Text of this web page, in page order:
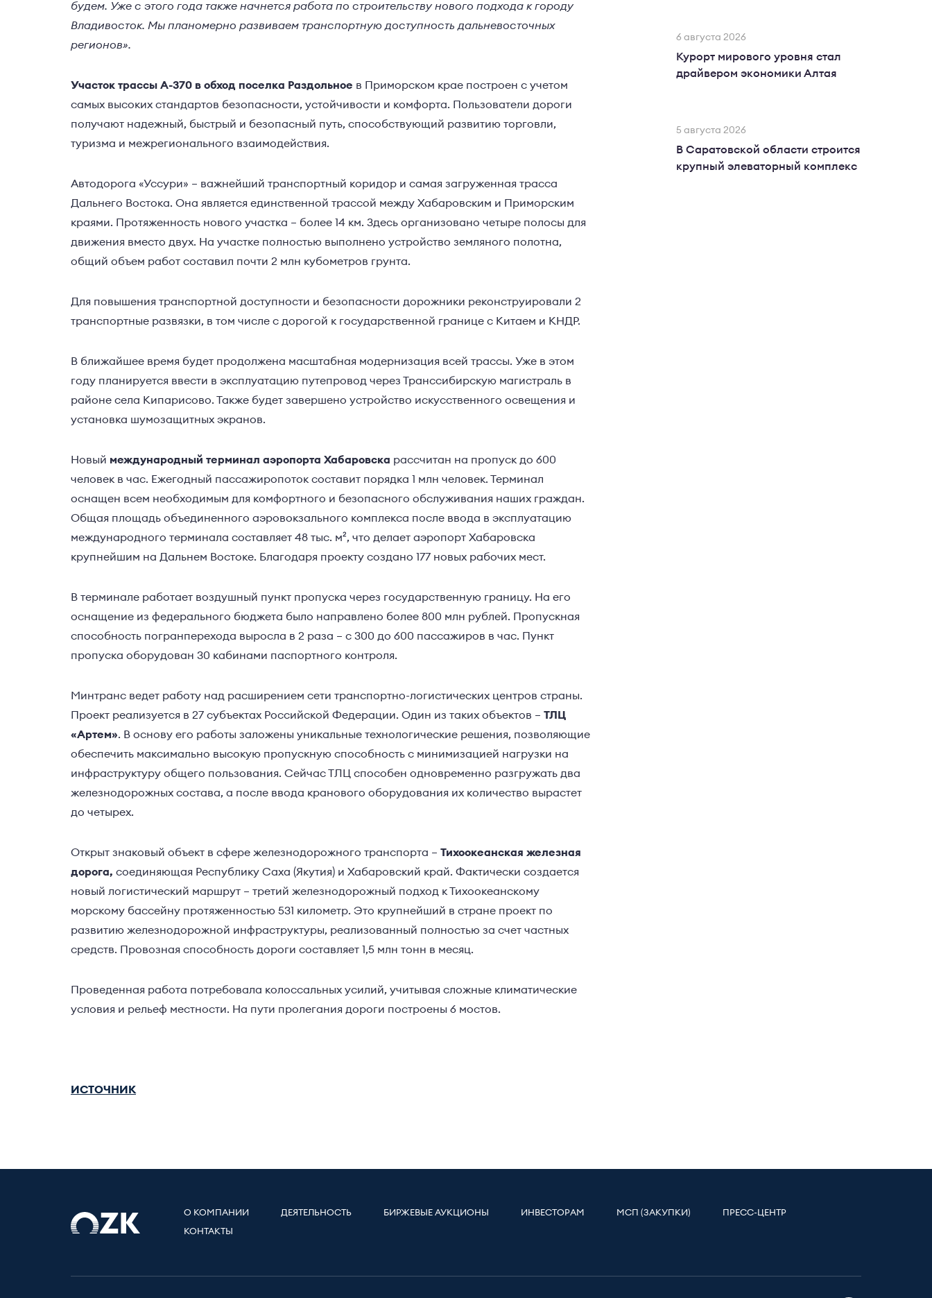
будем. Уже с этого года также начнется работа по строительству нового подхода к городу
Владивосток. Мы планомерно развиваем транспортную доступность дальневосточных
регионов».
Участок трассы А-370 в обход поселка Раздольное в Приморском крае построен с учетом
самых высоких стандартов безопасности, устойчивости и комфорта. Пользователи дороги
получают надежный, быстрый и безопасный путь, способствующий развитию торговли,
туризма и межрегионального взаимодействия.
Автодорога «Уссури» – важнейший транспортный коридор и самая загруженная трасса
Дальнего Востока. Она является единственной трассой между Хабаровским и Приморским
краями. Протяженность нового участка – более 14 км. Здесь организовано четыре полосы для
движения вместо двух. На участке полностью выполнено устройство земляного полотна,
общий объем работ составил почти 2 млн кубометров грунта.
Для повышения транспортной доступности и безопасности дорожники реконструировали 2
транспортные развязки, в том числе с дорогой к государственной границе с Китаем и КНДР.
В ближайшее время будет продолжена масштабная модернизация всей трассы. Уже в этом
году планируется ввести в эксплуатацию путепровод через Транссибирскую магистраль в
районе села Кипарисово. Также будет завершено устройство искусственного освещения и
установка шумозащитных экранов.
Новый международный терминал аэропорта Хабаровска рассчитан на пропуск до 600
человек в час. Ежегодный пассажиропоток составит порядка 1 млн человек. Терминал
оснащен всем необходимым для комфортного и безопасного обслуживания наших граждан.
Общая площадь объединенного аэровокзального комплекса после ввода в эксплуатацию
международного терминала составляет 48 тыс. м², что делает аэропорт Хабаровска
крупнейшим на Дальнем Востоке. Благодаря проекту создано 177 новых рабочих мест.
В терминале работает воздушный пункт пропуска через государственную границу. На его
оснащение из федерального бюджета было направлено более 800 млн рублей. Пропускная
способность погранперехода выросла в 2 раза – с 300 до 600 пассажиров в час. Пункт
пропуска оборудован 30 кабинами паспортного контроля.
Минтранс ведет работу над расширением сети транспортно-логистических центров страны.
Проект реализуется в 27 субъектах Российской Федерации. Один из таких объектов – ТЛЦ
«Артем». В основу его работы заложены уникальные технологические решения, позволяющие
обеспечить максимально высокую пропускную способность с минимизацией нагрузки на
инфраструктуру общего пользования. Сейчас ТЛЦ способен одновременно разгружать два
железнодорожных состава, а после ввода кранового оборудования их количество вырастет
до четырех.
Открыт знаковый объект в сфере железнодорожного транспорта – Тихоокеанская железная
дорога, соединяющая Республику Саха (Якутия) и Хабаровский край. Фактически создается
новый логистический маршрут – третий железнодорожный подход к Тихоокеанскому
морскому бассейну протяженностью 531 километр. Это крупнейший в стране проект по
развитию железнодорожной инфраструктуры, реализованный полностью за счет частных
средств. Провозная способность дороги составляет 1,5 млн тонн в месяц.
Проведенная работа потребовала колоссальных усилий, учитывая сложные климатические
условия и рельеф местности. На пути пролегания дороги построены 6 мостов.
ИСТОЧНИК
6 августа 2026
Курорт мирового уровня стал
драйвером экономики Алтая
5 августа 2026
В Саратовской области строится
крупный элеваторный комплекс
О КОМПАНИИ ДЕЯТЕЛЬНОСТЬ БИРЖЕВЫЕ АУКЦИОНЫ ИНВЕСТОРАМ МСП (ЗАКУПКИ) ПРЕСС-ЦЕНТР
КОНТАКТЫ